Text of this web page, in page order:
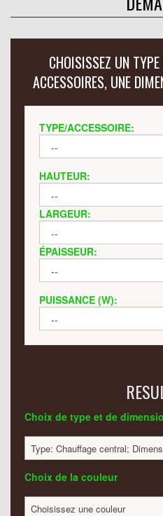
CHOISISSEZ UN TYPE
ACCESSOIRES, UNE
TYPE/ACCESSOIRE:
HAUTEUR:
LARGEUR:
ÉPAISSEUR:
PUISSANCE (W):
Choix de type et de
Choix de la couleur
Choisissez une couleur